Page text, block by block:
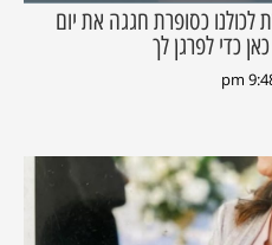
לכולנו כסופרת חגגה את יום
כדי לפרגן לך
9:48